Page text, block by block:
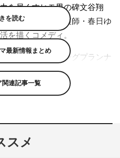
を尽くすヒモ男の碑文谷翔
せたい恋人の看護師・春日ゆ
を描くコメディ。
の姉でウエディングプランナ
年収で判断する桜子にとっ
てのほか。ゆり子の交際相手
役どころ。
は、翔が「連れて行きたい
を読む
最新情報まとめ
関連記事一覧
スメ